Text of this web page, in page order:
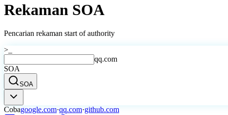
Rekaman SOA
Pencarian rekaman start of authority
>_
qq.com
SOA
SOA
Cobagoogle.com·qq.com·github.com